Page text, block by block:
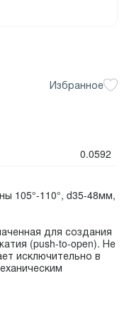
Избранное
0.0592
105°-110°, d35-48мм,
для создания
(push-to-open). Не
исключительно в